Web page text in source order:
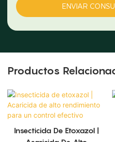
ENVIAR
Productos
Insecticida De Etoxazol |